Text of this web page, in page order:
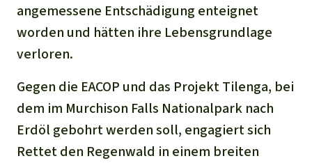
Zement und Beton
angemessene Entschädigung enteignet
worden und hätten ihre Lebensgrundlage
verloren.
Gegen die EACOP und das Projekt Tilenga, bei
dem im Murchison Falls Nationalpark nach
Erdöl gebohrt werden soll, engagiert sich
Rettet den Regenwald in einem breiten